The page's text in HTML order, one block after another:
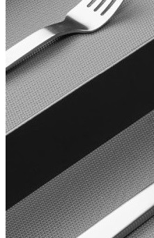
Дополнительная информация
При заказе коврика длиной
изделие будет отрезано от
длины. Это позволяет
количеством обрезков или
Длина рулона: 20 м.
Предусмотрена специальная
рулона.